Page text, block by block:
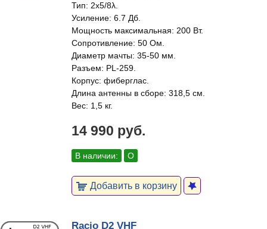
Тип: 2х5/8λ.
Усиление: 6.7 Дб.
Мощность максимальная: 200 Вт.
Сопротивление: 50 Ом.
Диаметр мачты: 35-50 мм.
Разъем: PL-259.
Корпус: фиберглас.
Длина антенны в сборе: 318,5 см.
Вес: 1,5 кг.
14 990 руб.
В наличии: О
Добавить в корзину
Racio D2 VHF